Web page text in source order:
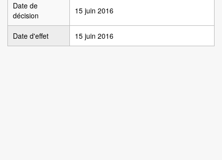
Date de
décision
15 juin 2016
Date d'effet 15 juin 2016